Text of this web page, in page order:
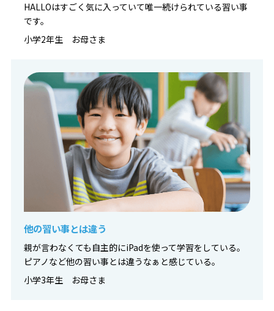
HALLOはすごく気に入っていて唯一続けられている習い事
です。
小学2年生 お母さま
他の習い事とは違う
親が言わなくても自主的にiPadを使って学習をしている。
ピアノなど他の習い事とは違うなぁと感じている。
小学3年生 お母さま